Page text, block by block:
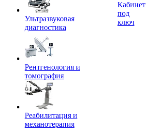
Ультразвуковая
диагностика
Рентгенология и
томография
Реабилитация и
механотерапия
Кабинет
под
ключ